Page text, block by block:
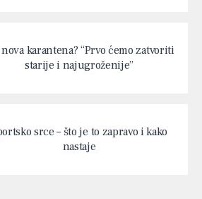
karantena? “Prvo ćemo zatvoriti
starije i najugroženije”
srce – što je to zapravo i kako
nastaje